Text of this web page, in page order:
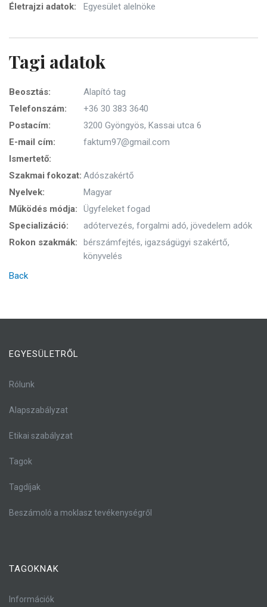
Életrajzi adatok:
Egyesület alelnöke
Tagi adatok
Beosztás:
Alapító tag
Telefonszám:
+36 30 383 3640
Postacím:
3200 Gyöngyös, Kassai utca 6
E-mail cím:
faktum97@gmail.com
Ismertető:
Szakmai fokozat: Adószakértő
Nyelvek:
Magyar
Működés módja:
Ügyfeleket fogad
Specializáció:
adótervezés, forgalmi adó, jövedelem adók
Rokon szakmák:
bérszámfejtés, igazságügyi szakértő,
könyvelés
Back
EGYESÜLETRŐL
Rólunk
Alapszabályzat
Etikai szabályzat
Tagok
Tagdíjak
Beszámoló a moklasz tevékenységről
TAGOKNAK
Információk